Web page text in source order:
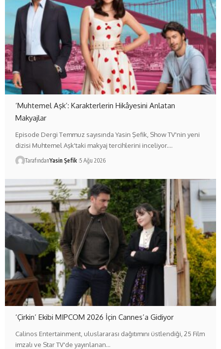
‘Muhtemel Aşk’: Karakterlerin Hikâyesini Anlatan
Makyajlar
Episode Dergi Temmuz sayısında Yasin Şefik, Show TV'nin yeni
dizisi Muhtemel Aşk'taki makyaj tercihlerini inceliyor.…
TarafındanYasin Şefik 5 Ağu 2026
‘Çirkin’ Ekibi MIPCOM 2026 İçin Cannes’a Gidiyor
Calinos Entertainment, uluslararası dağıtımını üstlendiği, 25 Film
imzalı ve Star TV'de yayınlanan…